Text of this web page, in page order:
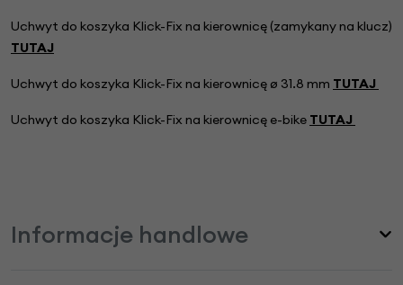
Uchwyt do koszyka Klick-Fix na kierownicę (zamykany na klucz)
TUTAJ
Uchwyt do koszyka Klick-Fix na kierownicę ø 31.8 mm TUTAJ
Uchwyt do koszyka Klick-Fix na kierownicę e-bike TUTAJ
Informacje handlowe